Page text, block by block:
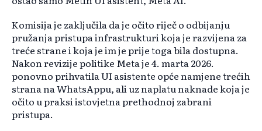
Komisija je zaključila da je očito riječ o odbijanju
pružanja pristupa infrastrukturi koja je razvijena za
treće strane i koja je im je prije toga bila dostupna.
Nakon revizije politike Meta je 4. marta 2026.
ponovno prihvatila UI asistente opće namjene trećih
strana na WhatsAppu, ali uz naplatu naknade koja je
očito u praksi istovjetna prethodnoj zabrani
pristupa.